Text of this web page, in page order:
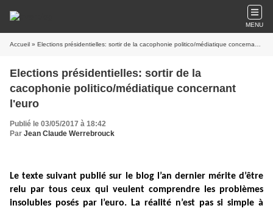
MENU
Accueil » Elections présidentielles: sortir de la cacophonie politico/médiatique concernant l'euro
Elections présidentielles: sortir de la
cacophonie politico/médiatique concernant
l'euro
Publié le 03/05/2017 à 18:42
Par Jean Claude Werrebrouck
Le texte suivant publié sur le blog l’an dernier mérite d’être
relu par tous ceux qui veulent comprendre les problèmes
insolubles posés par l’euro. La réalité n’est pas si simple à